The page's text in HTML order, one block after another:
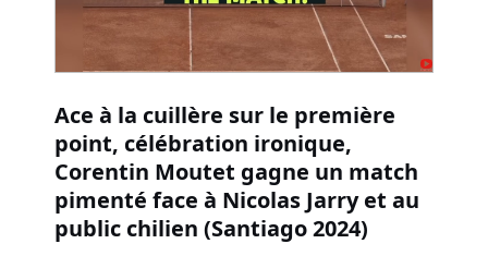
Ace à la cuillère sur le première
point, célébration ironique,
Corentin Moutet gagne un match
pimenté face à Nicolas Jarry et au
public chilien (Santiago 2024)